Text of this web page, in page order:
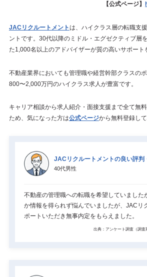
【公式ページ】
JACリクルートメントは、ハイクラス層の転職支
ントです。30代以降のミドル・エグゼクティブ層
た1,000名以上のアドバイザーが質の高いサポート
不動産業界においても管理職や経営幹部クラスの
800〜2,000万円のハイクラス求人が豊富です。
キャリア相談から求人紹介・面接支援まで全て無
ため、気になった方は公式ページから無料登録して
JACリクルートメントの良い評判
40代男性
不動産の管理職への転職を希望していました
か情報を得られず悩んでいましたが、JACリ
ポートいただき無事内定をもらえました。
出典：アンケート調査（調査